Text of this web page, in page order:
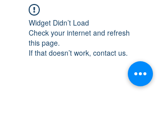
Widget Didn’t Load
Check your internet and refresh
this page.
If that doesn’t work, contact us.